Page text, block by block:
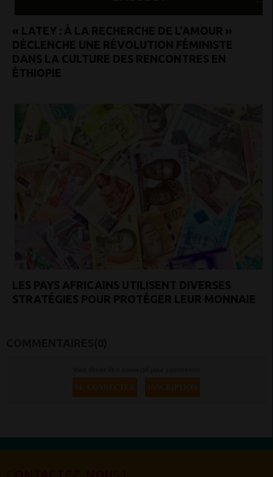
« LATEY : À LA RECHERCHE DE L'AMOUR »
DÉCLENCHE UNE RÉVOLUTION FÉMINISTE
DANS LA CULTURE DES RENCONTRES EN
ÉTHIOPIE
LES PAYS AFRICAINS UTILISENT DIVERSES
STRATÉGIES POUR PROTÉGER LEUR MONNAIE
SE CONNECTER INSCRIPTION